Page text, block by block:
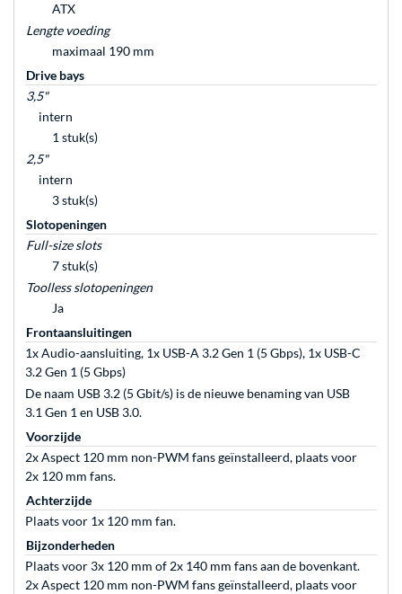
ATX
Lengte voeding
maximaal 190 mm
Drive bays
3,5"
intern
1 stuk(s)
2,5"
intern
3 stuk(s)
Slotopeningen
Full-size slots
7 stuk(s)
Toolless slotopeningen
Ja
Frontaansluitingen
1x Audio-aansluiting, 1x USB-A 3.2 Gen 1 (5 Gbps), 1x USB-C
3.2 Gen 1 (5 Gbps)
De naam USB 3.2 (5 Gbit/s) is de nieuwe benaming van USB
3.1 Gen 1 en USB 3.0.
Voorzijde
2x Aspect 120 mm non-PWM fans geïnstalleerd, plaats voor
2x 120 mm fans.
Achterzijde
Plaats voor 1x 120 mm fan.
Bijzonderheden
Plaats voor 3x 120 mm of 2x 140 mm fans aan de bovenkant.
2x Aspect 120 mm non-PWM fans geïnstalleerd, plaats voor